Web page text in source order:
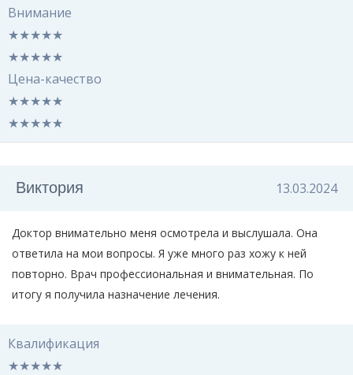
Внимание
★★★★★
★★★★★
Цена-качество
★★★★★
★★★★★
Виктория 13.03.2024
Доктор внимательно меня осмотрела и выслушала. Она
ответила на мои вопросы. Я уже много раз хожу к ней
повторно. Врач профессиональная и внимательная. По
итогу я получила назначение лечения.
Квалификация
★★★★★